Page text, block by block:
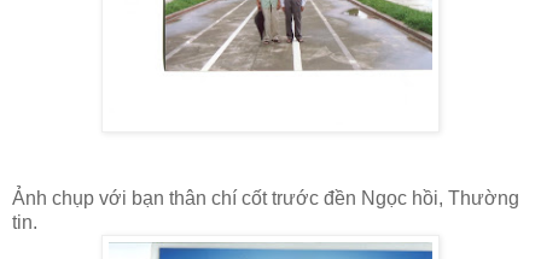
Ảnh chụp với bạn thân chí cốt trước đền Ngọc hồi, Thường
tin.